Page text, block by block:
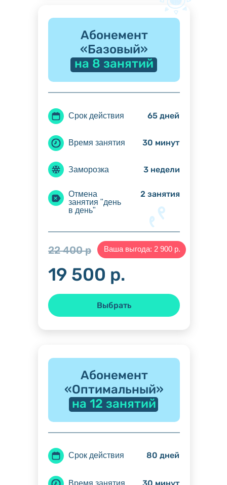
Абонемент
«Базовый»
на 8 занятий
Срок действия 65 дней
Время занятия 30 минут
22 400 р
19 500 р.
Выбрать
Заморозка 3 недели
Отмена
занятия "день
в день"
2 занятия
Абонемент
«Оптимальный»
на 12 занятий
Срок действия 80 дней
Время занятия
Ваша выгода: 2 900 р.